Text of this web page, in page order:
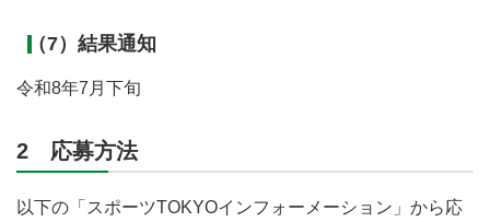
（7）結果通知
令和8年7月下旬
2 応募方法
以下の「スポーツTOKYOインフォーメーション」から応